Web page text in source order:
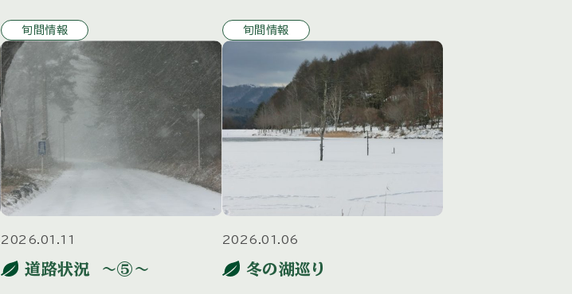
います。 ↑ 別荘地内 夜になり気温が
下がると路面が凍結する場合もござい
ますので […]
旬間情報
雪が道路上を白く覆っています。 ↑
別荘地内 夜になり気温が下がると路
面が凍結 […]
旬間情報
2026.01.11
道路状況 ～⑤～
2026.01.06
冬の湖巡り